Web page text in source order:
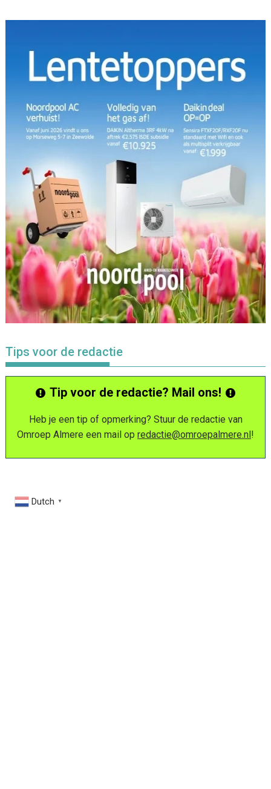
Tips voor de redactie
Tip voor de redactie? Mail ons!
Heb je een tip of opmerking? Stuur de redactie van
Omroep Almere een mail op redactie@omroepalmere.nl!
Dutch ▼